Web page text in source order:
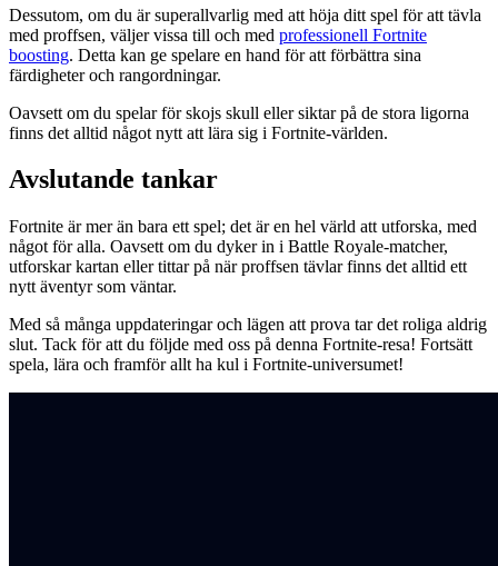
Dessutom, om du är superallvarlig med att höja ditt spel för att tävla
med proffsen, väljer vissa till och med professionell Fortnite
boosting. Detta kan ge spelare en hand för att förbättra sina
färdigheter och rangordningar.
Oavsett om du spelar för skojs skull eller siktar på de stora ligorna
finns det alltid något nytt att lära sig i Fortnite-världen.
Avslutande tankar
Fortnite är mer än bara ett spel; det är en hel värld att utforska, med
något för alla. Oavsett om du dyker in i Battle Royale-matcher,
utforskar kartan eller tittar på när proffsen tävlar finns det alltid ett
nytt äventyr som väntar.
Med så många uppdateringar och lägen att prova tar det roliga aldrig
slut. Tack för att du följde med oss på denna Fortnite-resa! Fortsätt
spela, lära och framför allt ha kul i Fortnite-universumet!